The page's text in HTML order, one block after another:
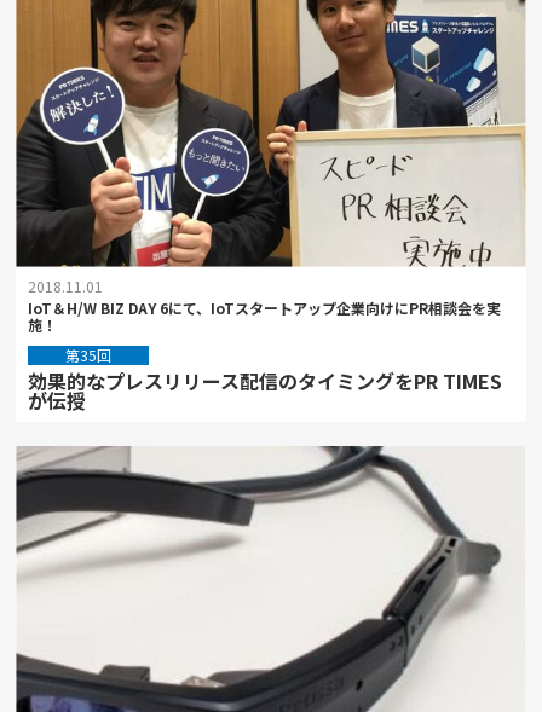
2018.11.01
IoT＆H/W BIZ DAY 6にて、IoTスタートアップ企業向けにPR相談会を実
施！
第35回
効果的なプレスリリース配信のタイミングをPR TIMES
が伝授